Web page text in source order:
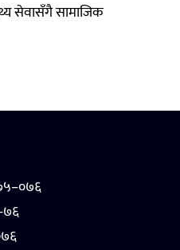
सेवासँगै सामाजिक